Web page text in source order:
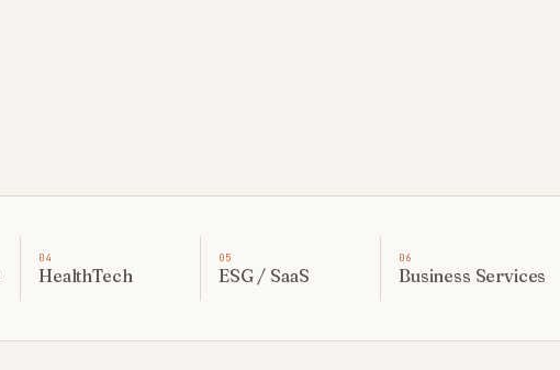
04
HealthTech
05
ESG / SaaS
06
Business Services